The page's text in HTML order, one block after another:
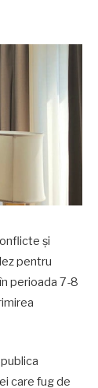
și
pentru
perioada 7-8
care fug de